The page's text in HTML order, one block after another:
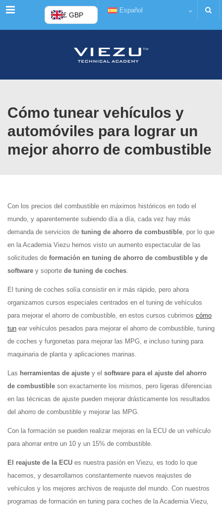
Menú £ GBP
Español
Cómo tunear vehículos y
automóviles para lograr un
mejor ahorro de combustible
Con los precios del combustible en máximos históricos en todo el
mundo, y aparentemente subiendo día a día, cada vez hay más
demanda de servicios de tuning de ahorro de combustible, por lo que
en la Academia Viezu hemos visto un aumento espectacular de las
solicitudes de formación en tuning de ahorro de combustible y de
software y soporte de tuning de coches.
El tuning de coches solía consistir en ir más rápido, pero ahora
organizamos cursos especiales centrados en el tuning de vehículos
para mejorar el ahorro de combustible, en estos cursos cubrimos cómo
tun ear vehículos pesados para mejorar el ahorro de combustible, tuning
de coches y furgonetas para mejorar las MPG, e incluso tuning para
maquinaria de planta y aplicaciones marinas.
Las herramientas de ajuste y el software para el ajuste del ahorro
de combustible son exactamente los mismos, pero ligeras diferencias
en las técnicas de ajuste pueden mejorar drásticamente los resultados
del ahorro de combustible y mejorar las MPG.
Con la formación se pueden realizar mejoras en la ECU de un vehículo
para ahorrar entre un 10 y un 15% de combustible.
El reajuste de la ECU es nuestra pasión en Viezu, es todo lo que
hacemos, y desarrollamos constantemente nuevos reajustes de
vehículos y los mejores archivos de reajuste del mundo. Con nuestros
programas de formación en tuning para coches de la Academia Viezu,